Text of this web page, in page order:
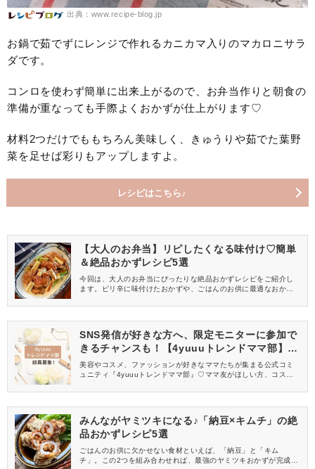
出典：www.recipe-blog.jp
お鍋で茹でずにレンジで作れるカニカマ入りのマカロニサラ
ダです。
コンロを使わず簡単に出来上がるので、お弁当作りと朝食の
準備が重なっても手際よくおかずが仕上がります♡
材料2つだけでももちろん美味しく、きゅうりや茹でた葉野
菜を足せば彩りもアップしますよ。
レシピはこちら♪
【大人のお弁当】リピしたくなる味付け♡簡単
＆絶品おかずレシピ5選
今回は、大人のお弁当にぴったりな絶品おかずレシピをご紹介し
ます。ピリ辛に味付けたおかずや、ごはんのお供に最適なおかず
SNS発信が好きな方へ、限定モニターに参加で
きるチャンスも！【4yuuuトレンドママ部】部
員募集中
美容やコスメ、ファッションが好きなママたちが集まる公式コミ
ュニティ『4yuuuトレンドママ部』♡ママ友がほしい方、コスメサ
信してくれる方を募集しています！
みんながヤミツキになる♪「納豆×キムチ」の絶
品おかずレシピ5選
ごはんのお供に欠かせない食材といえば、「納豆」と「キム
チ」。この2つを組み合わせれば、最強のヤミツキおかずが完成し